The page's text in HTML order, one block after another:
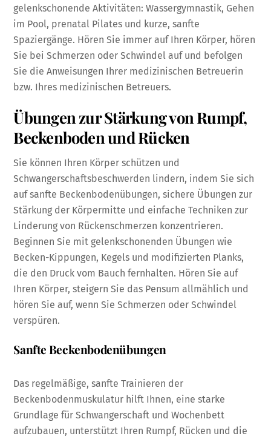
gelenkschonende Aktivitäten: Wassergymnastik, Gehen
im Pool, prenatal Pilates und kurze, sanfte
Spaziergänge. Hören Sie immer auf Ihren Körper, hören
Sie bei Schmerzen oder Schwindel auf und befolgen
Sie die Anweisungen Ihrer medizinischen Betreuerin
bzw. Ihres medizinischen Betreuers.
Übungen zur Stärkung von Rumpf,
Beckenboden und Rücken
Sie können Ihren Körper schützen und
Schwangerschaftsbeschwerden lindern, indem Sie sich
auf sanfte Beckenbodenübungen, sichere Übungen zur
Stärkung der Körpermitte und einfache Techniken zur
Linderung von Rückenschmerzen konzentrieren.
Beginnen Sie mit gelenkschonenden Übungen wie
Becken-Kippungen, Kegels und modifizierten Planks,
die den Druck vom Bauch fernhalten. Hören Sie auf
Ihren Körper, steigern Sie das Pensum allmählich und
hören Sie auf, wenn Sie Schmerzen oder Schwindel
verspüren.
Sanfte Beckenbodenübungen
Das regelmäßige, sanfte Trainieren der
Beckenbodenmuskulatur hilft Ihnen, eine starke
Grundlage für Schwangerschaft und Wochenbett
aufzubauen, unterstützt Ihren Rumpf, Rücken und die